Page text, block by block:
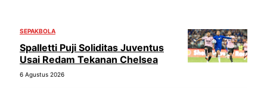
SEPAKBOLA
Spalletti Puji Soliditas Juventus
Usai Redam Tekanan Chelsea
6 Agustus 2026